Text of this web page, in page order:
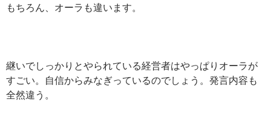
もちろん、オーラも違います。
継いでしっかりとやられている経営者はやっぱりオーラが
すごい。自信からみなぎっているのでしょう。発言内容も
全然違う。